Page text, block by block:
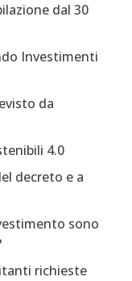
dal 30
Investimenti
da
4.0
decreto e a
sono
richieste